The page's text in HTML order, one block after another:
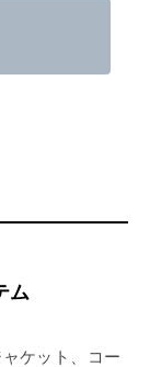
ム
ケット、コー